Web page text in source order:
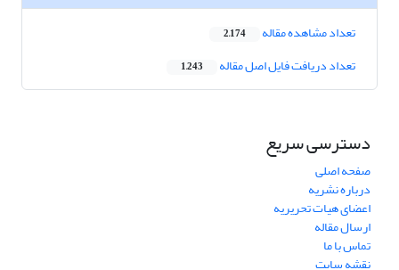
تعداد مشاهده مقاله 2,174
تعداد دریافت فایل اصل مقاله 1,243
دسترسی سریع
صفحه اصلی
درباره نشریه
اعضای هیات تحریریه
ارسال مقاله
تماس با ما
نقشه سایت